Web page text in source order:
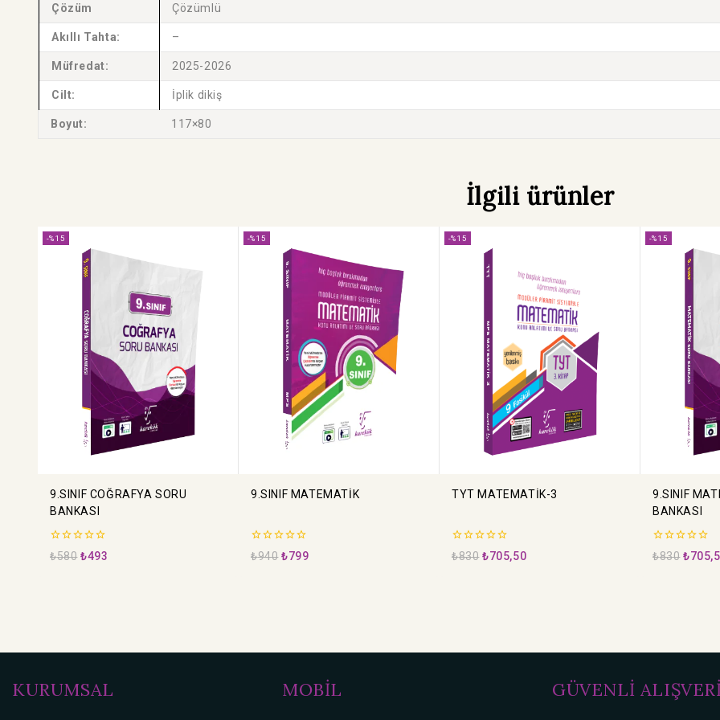
Çözüm Çözümlü
Akıllı Tahta: –
Müfredat: 2025-2026
Cilt: İplik dikiş
Boyut: 117×80
İlgili ürünler
-%15
9.SINIF COĞRAFYA SORU
BANKASI
0
5
₺580 ₺493
-%15
9.SINIF MATEMATİK
0
5
₺940 ₺799
-%15
TYT MATEMATİK-3
0
5
₺830 ₺705,50
-%15
9.SINIF
BANKASI
0
5
₺830 ₺
KURUMSAL MOBİL GÜVENLİ